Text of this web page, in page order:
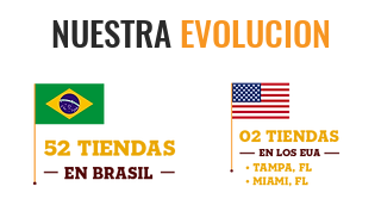
NUESTRAEVOLUCION